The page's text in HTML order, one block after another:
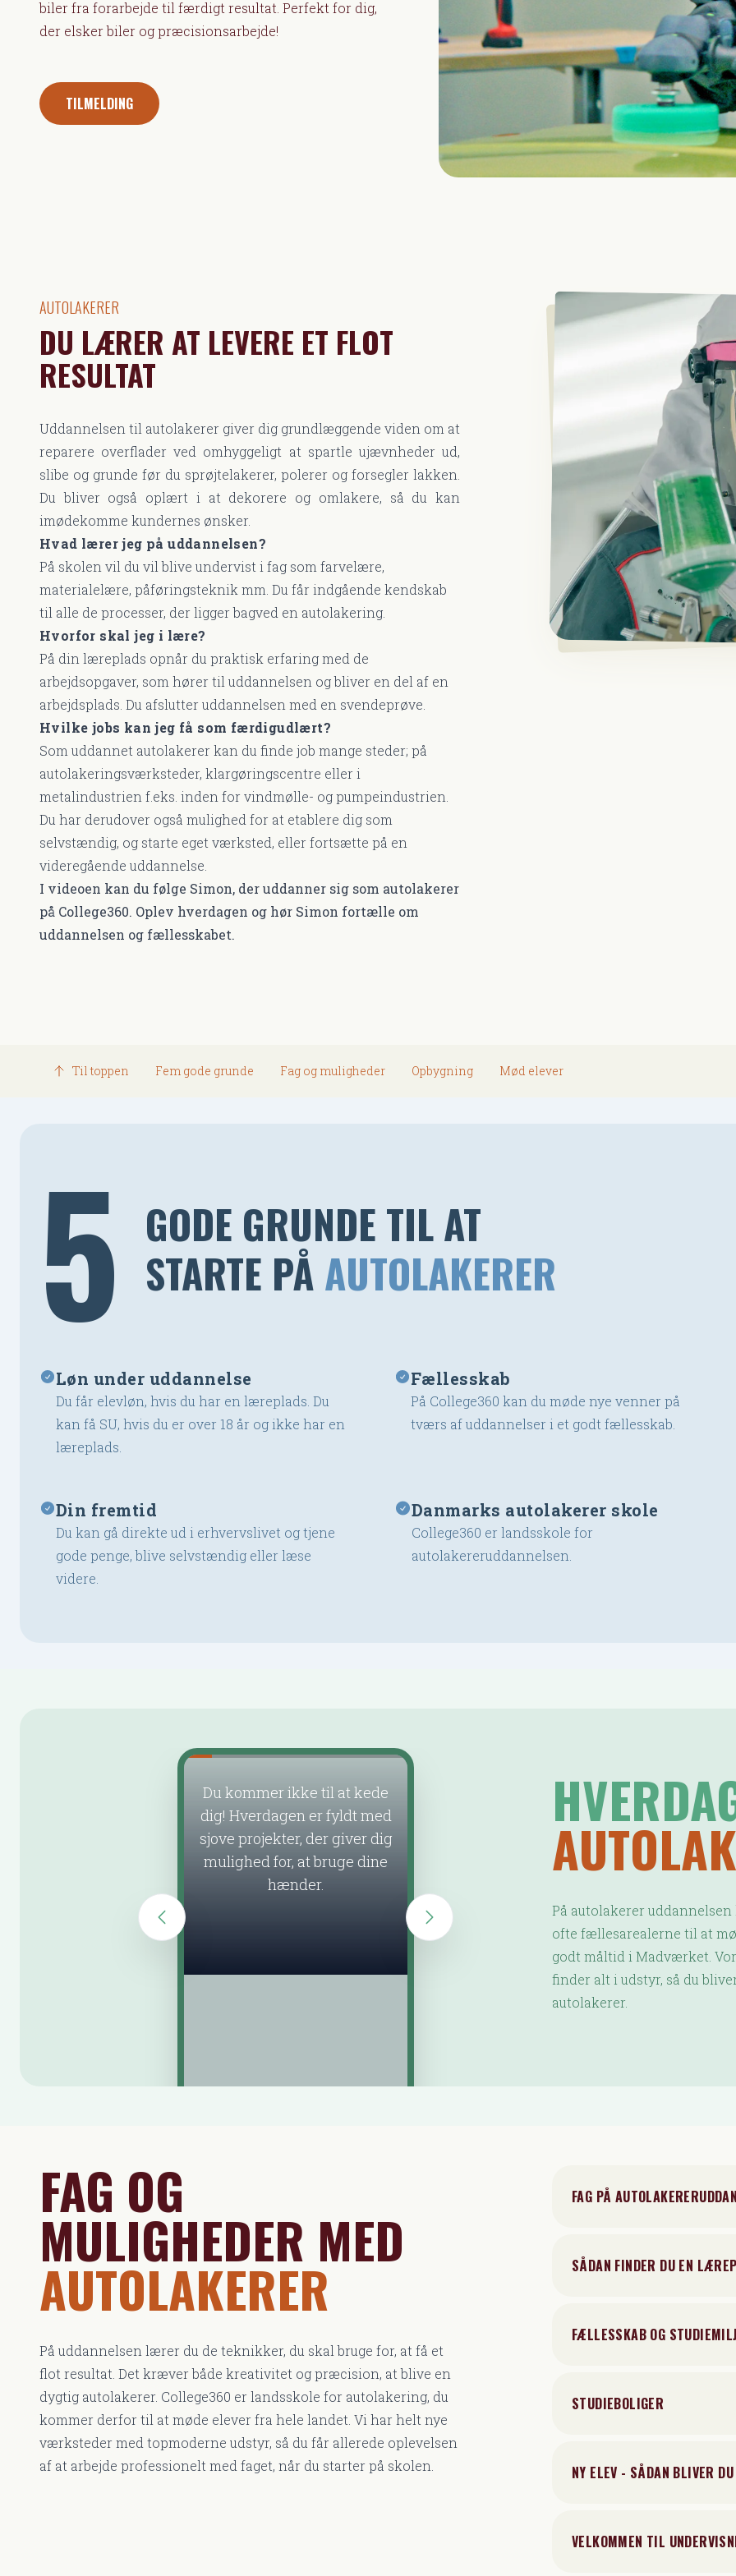
biler fra forarbejde til færdigt resultat. Perfekt for dig,
der elsker biler og præcisionsarbejde!
TILMELDING
AUTOLAKERER
DU LÆRER AT LEVERE ET FLOT
RESULTAT
Uddannelsen til autolakerer giver dig grundlæggende viden om at
reparere overflader ved omhyggeligt at spartle ujævnheder ud,
slibe og grunde før du sprøjtelakerer, polerer og forsegler lakken.
Du bliver også oplært i at dekorere og omlakere, så du kan
imødekomme kundernes ønsker.
Hvad lærer jeg på uddannelsen?
På skolen vil du vil blive undervist i fag som farvelære,
materialelære, påføringsteknik mm. Du får indgående kendskab
til alle de processer, der ligger bagved en autolakering.
Hvorfor skal jeg i lære?
På din læreplads opnår du praktisk erfaring med de
arbejdsopgaver, som hører til uddannelsen og bliver en del af en
arbejdsplads. Du afslutter uddannelsen med en svendeprøve.
Hvilke jobs kan jeg få som færdigudlært?
Som uddannet autolakerer kan du finde job mange steder; på
autolakeringsværksteder, klargøringscentre eller i
metalindustrien f.eks. inden for vindmølle- og pumpeindustrien.
Du har derudover også mulighed for at etablere dig som
selvstændig, og starte eget værksted, eller fortsætte på en
videregående uddannelse.
I videoen kan du følge Simon, der uddanner sig som autolakerer
på College360. Oplev hverdagen og hør Simon fortælle om
uddannelsen og fællesskabet.
Til toppen Fem gode grunde Fag og muligheder Opbygning Mød elever
5 GODE GRUNDE TIL AT
STARTE PÅAUTOLAKERER
Løn under uddannelse
Du får elevløn, hvis du har en læreplads. Du
kan få SU, hvis du er over 18 år og ikke har en
læreplads.
Fællesskab
På College360 kan du møde nye venner på
tværs af uddannelser i et godt fællesskab.
Din fremtid
Du kan gå direkte ud i erhvervslivet og tjene
gode penge, blive selvstændig eller læse
videre.
Danmarks autolakerer skole
College360 er landsskole for
autolakereruddannelsen.
Du kommer ikke til at kede
dig! Hverdagen er fyldt med
sjove projekter, der giver dig
mulighed for, at bruge dine
hænder.
Vi har nye og topmoderne
værksteder, hvor vi afprøver
håndværket i praksis.
Under
du det sjovt
andre
På autolakerer
ofte fællesarealerne til at
godt måltid i Madværket.
finder alt i udstyr, så du
autolakerer.
FAG OG
MULIGHEDER MED
AUTOLAKERER
På uddannelsen lærer du de teknikker, du skal bruge for, at få et
flot resultat. Det kræver både kreativitet og præcision, at blive en
dygtig autolakerer. College360 er landsskole for autolakering, du
kommer derfor til at møde elever fra hele landet. Vi har helt nye
værksteder med topmoderne udstyr, så du får allerede oplevelsen
af at arbejde professionelt med faget, når du starter på skolen.
FAG PÅ
SÅDAN FINDER DU EN
FÆLLESSKAB OG
STUDIEBOLIGER
NY ELEV - SÅDAN BLIVER
VELKOMMEN TIL